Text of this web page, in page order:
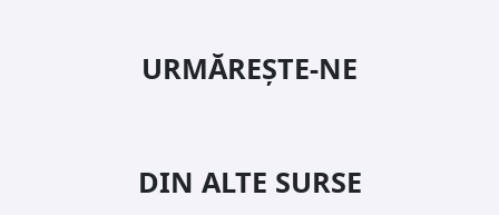
URMĂREȘTE-NE
DIN ALTE SURSE